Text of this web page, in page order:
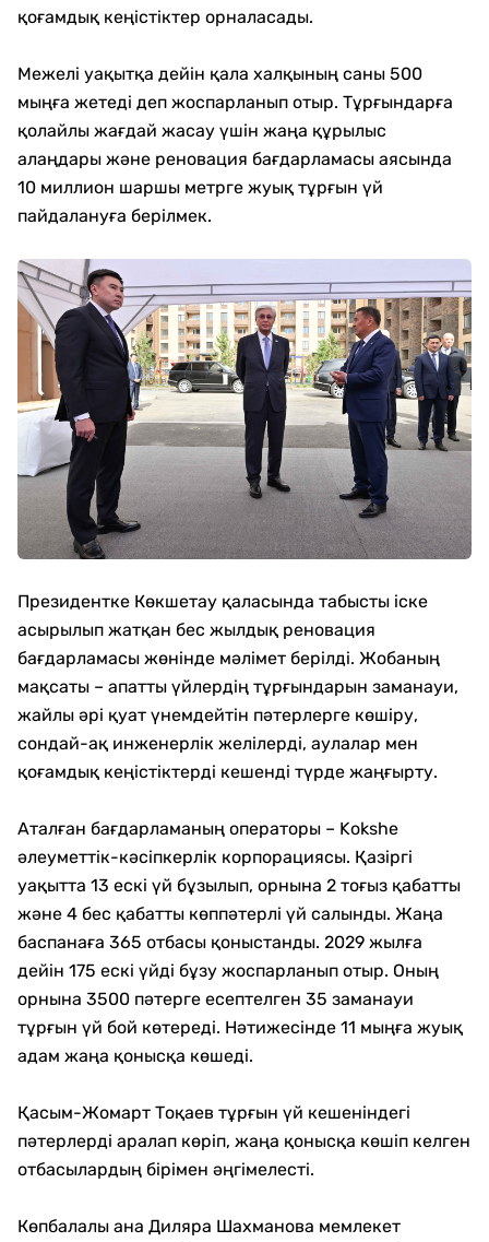
қоғамдық кеңістіктер орналасады.
Межелі уақытқа дейін қала халқының саны 500
мыңға жетеді деп жоспарланып отыр. Тұрғындарға
қолайлы жағдай жасау үшін жаңа құрылыс
алаңдары және реновация бағдарламасы аясында
10 миллион шаршы метрге жуық тұрғын үй
пайдалануға берілмек.
Президентке Көкшетау қаласында табысты іске
асырылып жатқан бес жылдық реновация
бағдарламасы жөнінде мәлімет берілді. Жобаның
мақсаты – апатты үйлердің тұрғындарын заманауи,
жайлы әрі қуат үнемдейтін пәтерлерге көшіру,
сондай-ақ инженерлік желілерді, аулалар мен
қоғамдық кеңістіктерді кешенді түрде жаңғырту.
Аталған бағдарламаның операторы – Kokshe
әлеуметтік-кәсіпкерлік корпорациясы. Қазіргі
уақытта 13 ескі үй бұзылып, орнына 2 тоғыз қабатты
және 4 бес қабатты көппәтерлі үй салынды. Жаңа
баспанаға 365 отбасы қоныстанды. 2029 жылға
дейін 175 ескі үйді бұзу жоспарланып отыр. Оның
орнына 3500 пәтерге есептелген 35 заманауи
тұрғын үй бой көтереді. Нәтижесінде 11 мыңға жуық
адам жаңа қонысқа көшеді.
Қасым-Жомарт Тоқаев тұрғын үй кешеніндегі
пәтерлерді аралап көріп, жаңа қонысқа көшіп келген
отбасылардың бірімен әңгімелесті.
Көпбалалы ана Диляра Шахманова мемлекет